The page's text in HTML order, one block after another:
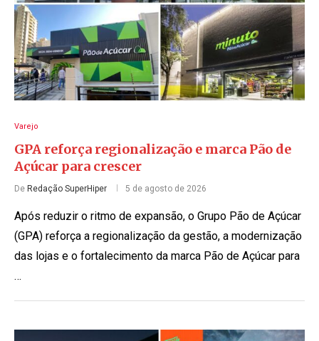
Varejo
GPA reforça regionalização e marca Pão de
Açúcar para crescer
De Redação SuperHiper 5 de agosto de 2026
Após reduzir o ritmo de expansão, o Grupo Pão de Açúcar
(GPA) reforça a regionalização da gestão, a modernização
das lojas e o fortalecimento da marca Pão de Açúcar para
…